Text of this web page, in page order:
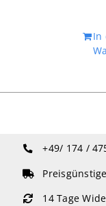
In
+49/ 174 /
14 Tage